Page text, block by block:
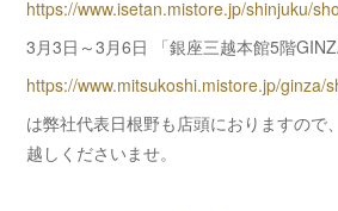
https://www.isetan.mistore.jp/shinjuku/
3月3日～3月6日 「銀座三越本館5階
https://www.mitsukoshi.mistore.jp/ginza/
は弊社代表日根野も店頭におりますので
越しくださいませ。